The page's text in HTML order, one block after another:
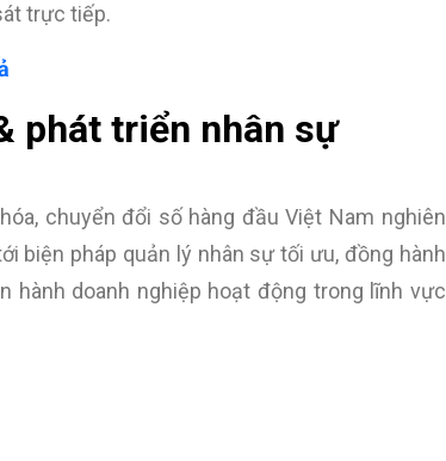
trực tiếp.
phát triển nhân sự
chuyển đổi số hàng đầu Việt Nam nghiên
biện pháp quản lý nhân sự tối ưu, đồng hành
hành doanh nghiệp hoạt động trong lĩnh vực